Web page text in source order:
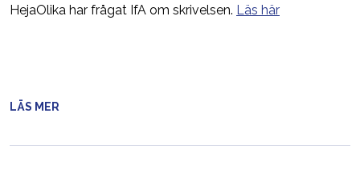
HejaOlika har frågat IfA om skrivelsen. Läs här
LÄS MER